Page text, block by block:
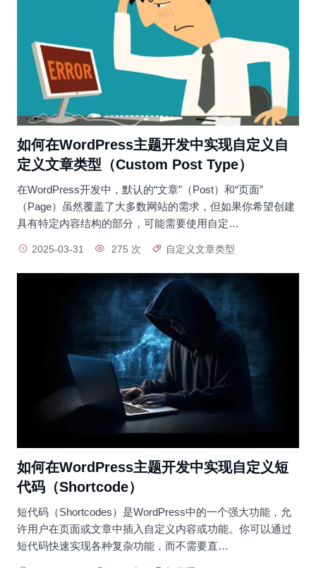
如何在WordPress主题开发中实现自定义自
定义文章类型（Custom Post Type）
在WordPress开发中，默认的“文章”（Post）和“页面”
（Page）虽然覆盖了大多数网站的需求，但如果你希望创建
具有特定内容结构的部分，可能需要使用自定…
2025-03-31 275 次 自定义文章类型
如何在WordPress主题开发中实现自定义短
代码（Shortcode）
短代码（Shortcodes）是WordPress中的一个强大功能，允
许用户在页面或文章中插入自定义内容或功能。你可以通过
短代码快速实现各种复杂功能，而不需要直…